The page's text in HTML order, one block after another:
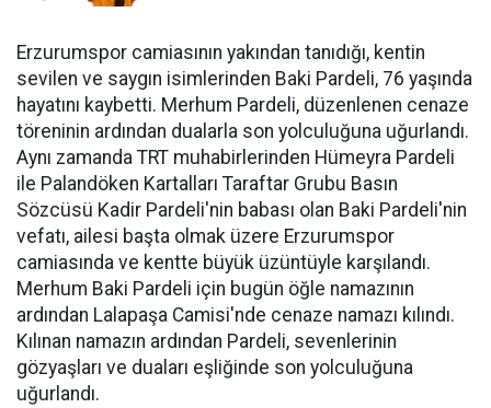
Erzurumspor camiasının yakından tanıdığı, kentin
sevilen ve saygın isimlerinden Baki Pardeli, 76 yaşında
hayatını kaybetti. Merhum Pardeli, düzenlenen cenaze
töreninin ardından dualarla son yolculuğuna uğurlandı.
Aynı zamanda TRT muhabirlerinden Hümeyra Pardeli
ile Palandöken Kartalları Taraftar Grubu Basın
Sözcüsü Kadir Pardeli'nin babası olan Baki Pardeli'nin
vefatı, ailesi başta olmak üzere Erzurumspor
camiasında ve kentte büyük üzüntüyle karşılandı.
Merhum Baki Pardeli için bugün öğle namazının
ardından Lalapaşa Camisi'nde cenaze namazı kılındı.
Kılınan namazın ardından Pardeli, sevenlerinin
gözyaşları ve duaları eşliğinde son yolculuğuna
uğurlandı.